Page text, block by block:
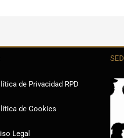
de Privacidad RPD
de Cookies
Legal